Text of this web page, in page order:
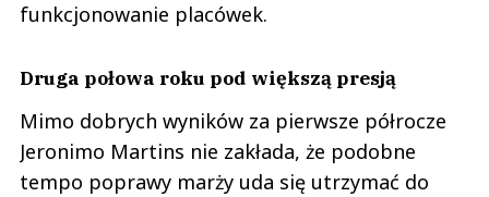
funkcjonowanie placówek.
Druga połowa roku pod większą presją
Mimo dobrych wyników za pierwsze półrocze
Jeronimo Martins nie zakłada, że podobne
tempo poprawy marży uda się utrzymać do